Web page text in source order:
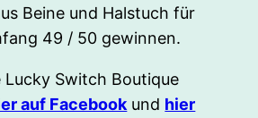
Beine und Halstuch für
49 / 50 gewinnen.
Switch Boutique
auf Facebook und hier